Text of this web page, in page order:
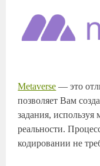
Metaverse — это
позволяет Вам
задания,
реальности.
кодировании не